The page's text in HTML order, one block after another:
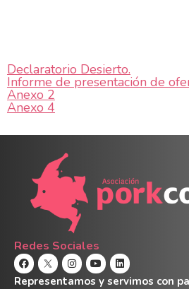
Declaratorio Desierto.
Informe de presentación de
Anexo 2
Anexo 4
Redes Sociales
Representamos y servimos con